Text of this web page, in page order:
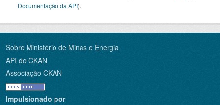
Documentação da API).
Sobre Ministério de Minas e Energia
API do CKAN
Associação CKAN
Impulsionado por